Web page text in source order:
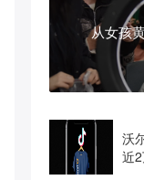
从女孩
沃
近